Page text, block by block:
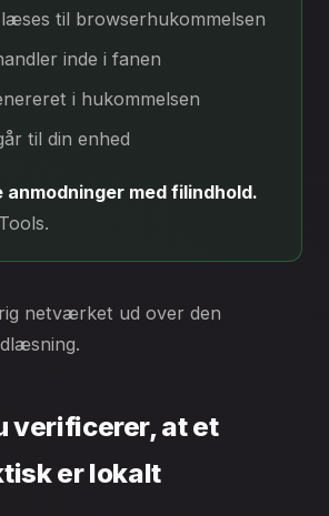
til browserhukommelsen
inde i fanen
i hukommelsen
til din enhed
anmodninger med filindhold.
netværket ud over den
verificerer, at et
er lokalt